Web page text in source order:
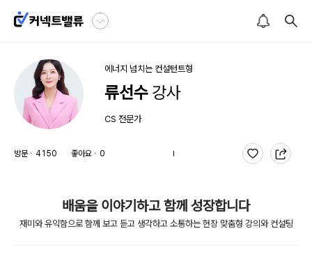
에너지 넘치는 컨설턴트형
류선수 강사
CS 전문가
방문 ∙ 4150 좋아요 ∙ 0
배움을 이야기하고 함께 성장합니다
재미와 유익함으로 함께 보고 듣고 생각하고 소통하는 현장 맞춤형 강의와 컨설팅